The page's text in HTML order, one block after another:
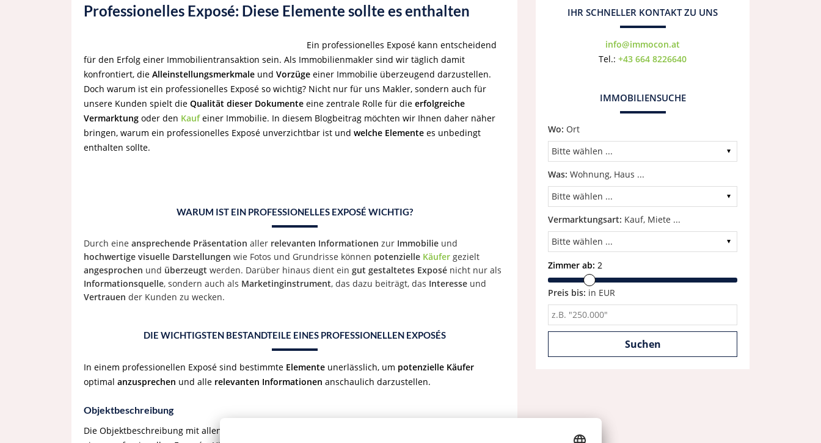
Professionelles Exposé: Diese Elemente sollte es enthalten
Ein professionelles Exposé kann entscheidend
für den Erfolg einer Immobilientransaktion sein. Als Immobilienmakler sind wir täglich damit
konfrontiert, die Alleinstellungsmerkmale und Vorzüge einer Immobilie überzeugend darzustellen.
Doch warum ist ein professionelles Exposé so wichtig? Nicht nur für uns Makler, sondern auch für
unsere Kunden spielt die Qualität dieser Dokumente eine zentrale Rolle für die erfolgreiche
Vermarktung oder den Kaufeiner Immobilie. In diesem Blogbeitrag möchten wir Ihnen daher näher
bringen, warum ein professionelles Exposé unverzichtbar ist und welche Elemente es unbedingt
enthalten sollte.
WARUM IST EIN PROFESSIONELLES EXPOSÉ WICHTIG?
Durch eine ansprechende Präsentation aller relevanten Informationen zur Immobilie und
hochwertige visuelle Darstellungen wie Fotos und Grundrisse können potenzielle Käufer gezielt
angesprochen und überzeugt werden. Darüber hinaus dient ein gut gestaltetes Exposé nicht nur als
Informationsquelle, sondern auch als Marketinginstrument, das dazu beiträgt, das Interesse und
Vertrauen der Kunden zu wecken.
DIE WICHTIGSTEN BESTANDTEILE EINES PROFESSIONELLEN EXPOSÉS
In einem professionellen Exposé sind bestimmte Elemente unerlässlich, um potenzielle Käufer
optimal anzusprechen und alle relevanten Informationen anschaulich darzustellen.
Objektbeschreibung
Die Objektbeschreibung mit allen relevanten Informationen ist einer der
IHR SCHNELLER KONTAKT ZU UNS
info@immocon.at
Tel.: +43 664 8226640
IMMOBILIENSUCHE
Wo: Ort
Was: Wohnung, Haus ...
Vermarktungsart: Kauf, Miete ...
Zimmer ab: 2
Preis bis: in EUR